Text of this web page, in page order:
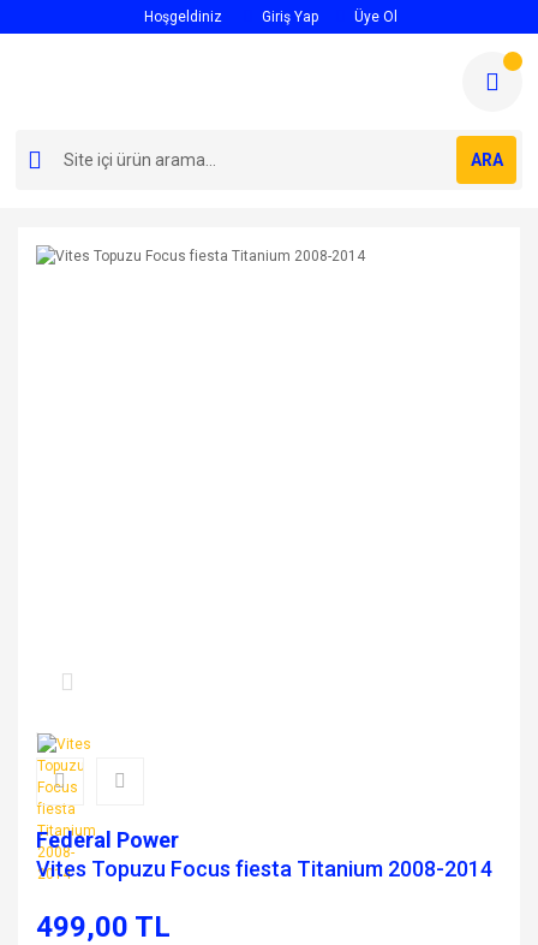
Hoşgeldiniz Giriş Yap Üye Ol
ARA
Federal Power
Vites Topuzu Focus fiesta Titanium 2008-2014
499,00 TL